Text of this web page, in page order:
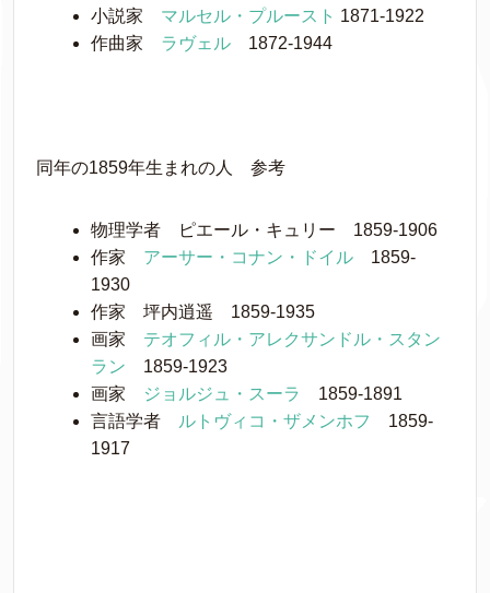
小説家 マルセル・プルースト 1871-1922
作曲家 ラヴェル 1872-1944
同年の1859年生まれの人 参考
物理学者 ピエール・キュリー 1859-1906
作家 アーサー・コナン・ドイル 1859-
1930
作家 坪内逍遥 1859-1935
画家 テオフィル・アレクサンドル・スタン
ラン 1859-1923
画家
ジョルジュ・スーラ
1859-1891
言語学者 ルトヴィコ・ザメンホフ
1859-
1917